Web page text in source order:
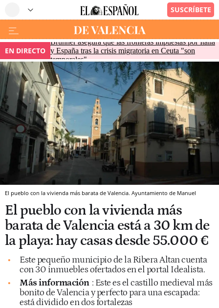
EN DIRECTO
Brunner asegura que las fronteras impuestas por Italia
y España tras la crisis migratoria en Ceuta "son
temporales"
El pueblo con la vivienda más barata de Valencia. Ayuntamiento de Manuel
El pueblo con la vivienda más
barata de Valencia está a 30 km de
la playa: hay casas desde 55.000 €
Este pequeño municipio de la Ribera Altan cuenta
con 30 inmuebles ofertados en el portal Idealista.
Más información : Este es el castillo medieval más
bonito de Valencia y perfecto para una escapada:
está dividido en dos fortalezas